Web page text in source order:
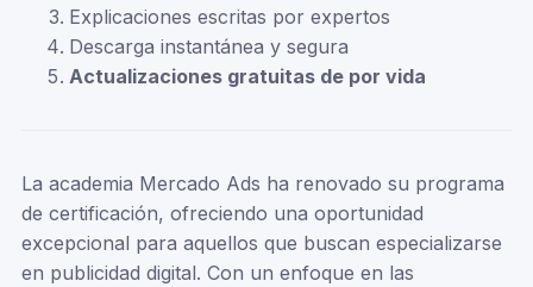
Explicaciones escritas por expertos
Descarga instantánea y segura
Actualizaciones gratuitas de por vida
La academia Mercado Ads ha renovado su programa
de certificación, ofreciendo una oportunidad
excepcional para aquellos que buscan especializarse
en publicidad digital. Con un enfoque en las